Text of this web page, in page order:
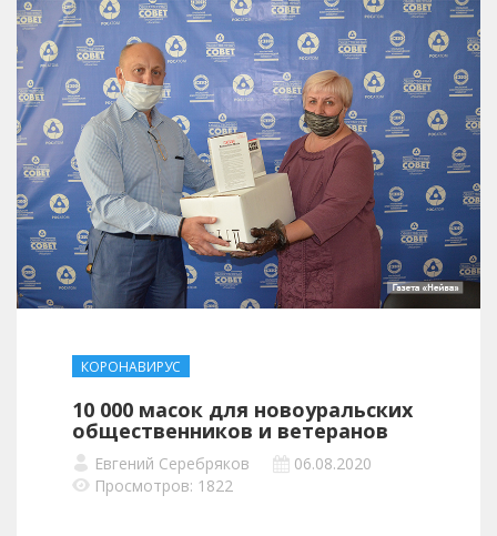
КОРОНАВИРУС
10 000 масок для новоуральских
общественников и ветеранов
Евгений Серебряков
06.08.2020
Просмотров: 1822